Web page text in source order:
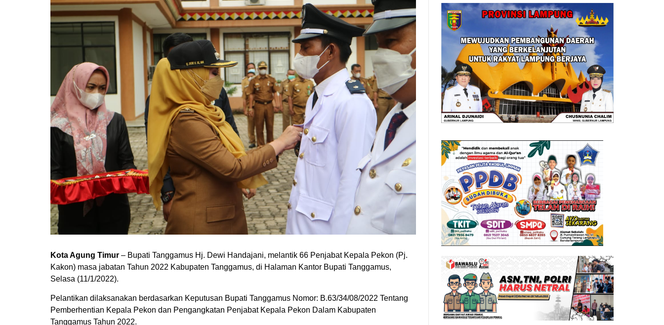
Kota Agung Timur – Bupati Tanggamus Hj. Dewi Handajani, melantik 66 Penjabat Kepala Pekon (Pj.
Kakon) masa jabatan Tahun 2022 Kabupaten Tanggamus, di Halaman Kantor Bupati Tanggamus,
Selasa (11/1/2022).
Pelantikan dilaksanakan berdasarkan Keputusan Bupati Tanggamus Nomor: B.63/34/08/2022 Tentang
Pemberhentian Kepala Pekon dan Pengangkatan Penjabat Kepala Pekon Dalam Kabupaten
Tanggamus Tahun 2022.